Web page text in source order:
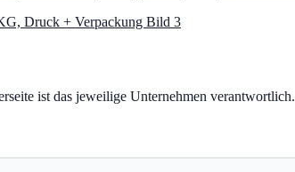
ist das jeweilige Unternehmen verantwortlich.